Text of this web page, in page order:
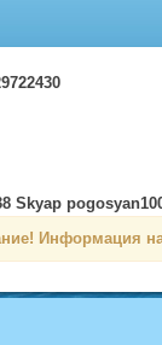
Skyap
Информация на